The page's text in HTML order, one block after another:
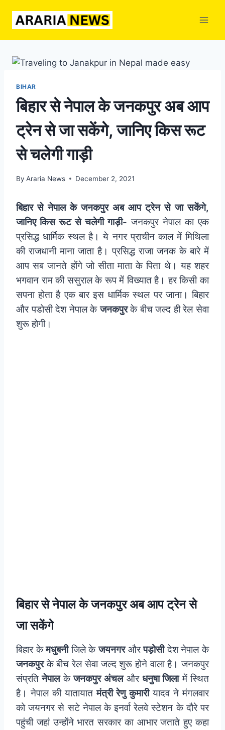
BIHAR
बिहार से नेपाल के जनकपुर अब आप
ट्रेन से जा सकेंगे, जानिए किस रूट
से चलेगी गाड़ी
By Araria News December 2, 2021
बिहार से नेपाल के जनकपुर अब आप ट्रेन से जा सकेंगे,
जानिए किस रूट से चलेगी गाड़ी- जनकपुर नेपाल का एक
प्रसिद्ध धार्मिक स्थल है। ये नगर प्राचीन काल में मिथिला
की राजधानी माना जाता है। प्रसिद्ध राजा जनक के बारे में
आप सब जानते होंगे जो सीता माता के पिता थे। यह शहर
भगवान राम की ससुराल के रूप में विख्यात है। हर किसी का
सपना होता है एक बार इस धार्मिक स्थल पर जाना। बिहार
और पडोसी देश नेपाल केजनकपुरके बीच जल्द ही रेल सेवा
शुरू होगी।
बिहार से नेपाल के जनकपुर अब आप ट्रेन से
जा सकेंगे
बिहार केमधुबनीजिले केजयनगरऔरपड़ोसीदेश नेपाल के
जनकपुरके बीच रेल सेवा जल्द शुरू होने वाला है। जनकपुर
संप्रतिनेपालकेजनकपुर अंचलऔरधनुषा जिलामें स्थित
है। नेपाल की यातायातमंत्री रेणु कुमारीयादव ने मंगलवार
को जयनगर से सटे नेपाल के इनर्वा रेलवे स्टेशन के दौरे पर
पहुंची जहां उन्होंने भारत सरकार का आभार जताते हुए कहा